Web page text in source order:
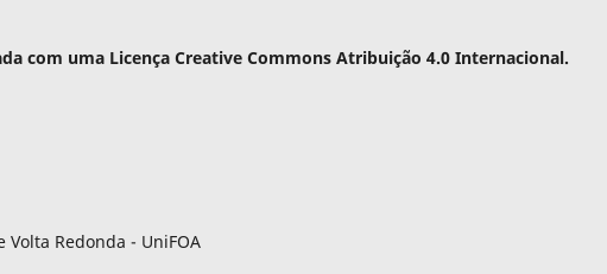
com uma Licença Creative Commons Atribuição 4.0 Internacional.
Redonda - UniFOA